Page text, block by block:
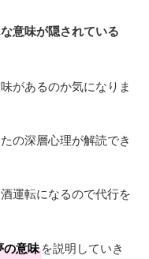
意味が隠されている
があるのか気になりま
の深層心理が解読でき
運転になるので代行を
の意味を説明していき